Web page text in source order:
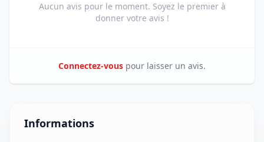
Aucun avis pour le moment. Soyez le premier à
donner votre avis !
Connectez-vous pour laisser un avis.
Informations